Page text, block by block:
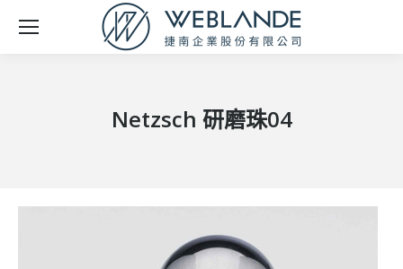
Netzsch 研磨珠04